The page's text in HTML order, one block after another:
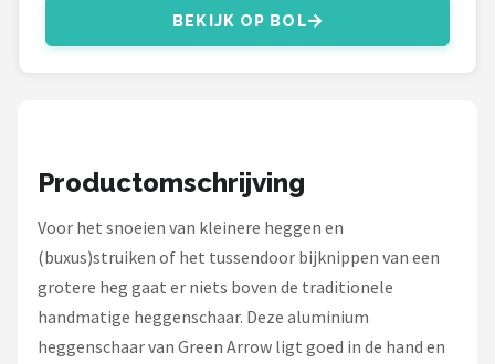
BEKIJK OP BOL
Productomschrijving
Voor het snoeien van kleinere heggen en
(buxus)struiken of het tussendoor bijknippen van een
grotere heg gaat er niets boven de traditionele
handmatige heggenschaar. Deze aluminium
heggenschaar van Green Arrow ligt goed in de hand en